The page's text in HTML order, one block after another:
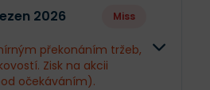
2026 Miss
překonáním tržeb,
Zisk na akcii
očekáváním).